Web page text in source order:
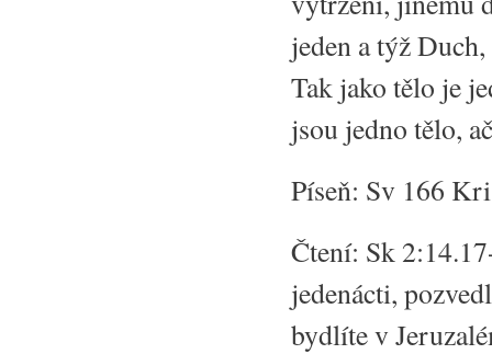
jeden a týž
Tak jako tělo je
jsou jedno tělo,
Píseň: Sv 166
Čtení: Sk
jedenácti,
bydlíte v